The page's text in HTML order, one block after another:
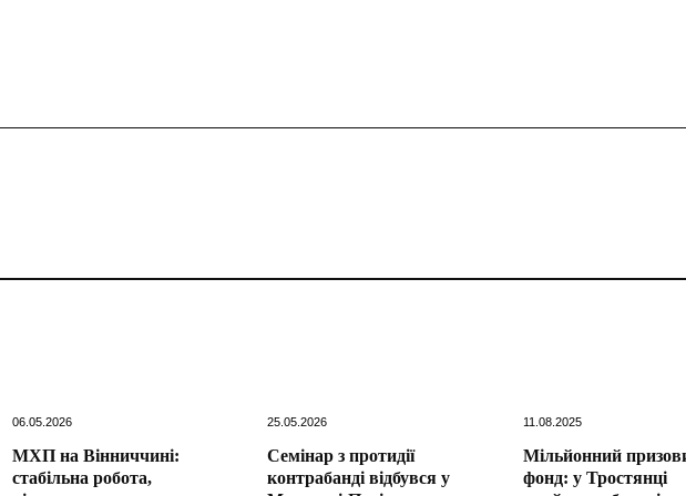
06.05.2026
МХП на Вінниччині:
стабільна робота,
25.05.2026
Семінар з протидії
контрабанді відбувся у
11.08.2025
Мільйонний
фонд: у Тростянці